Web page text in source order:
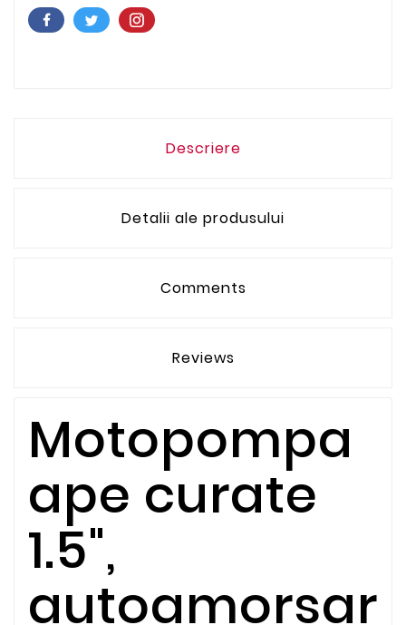
Descriere
Detalii ale produsului
Comments
Reviews
Motopompa
ape curate
1.5",